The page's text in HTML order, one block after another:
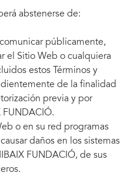
abstenerse de:
públicamente,
el Sitio Web o cualquiera
estos Términos y
de la finalidad
previa y por
FUNDACIÓ.
o en su red programas
daños en los sistemas
FUNDACIÓ, de sus